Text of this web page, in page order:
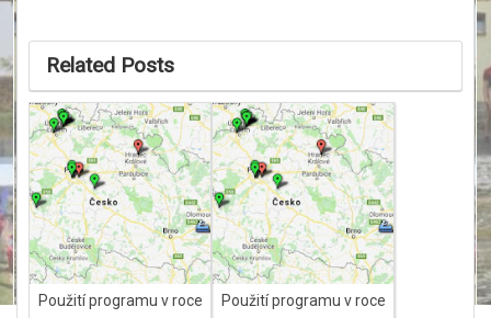
Related Posts
Použití programu v roce
Použití programu v roce